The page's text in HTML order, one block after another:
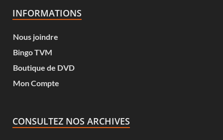
INFORMATIONS
Nous joindre
Bingo TVM
Boutique de DVD
Mon Compte
CONSULTEZ NOS ARCHIVES